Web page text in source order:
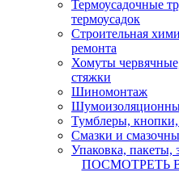
Термоусадочные
термоусадок
Строительная
ремонта
Хомуты
стяжки
Шиномонтаж
Тумблеры,
Смазки и
Упаковка, пакеты,
ПОСМОТРЕТЬ